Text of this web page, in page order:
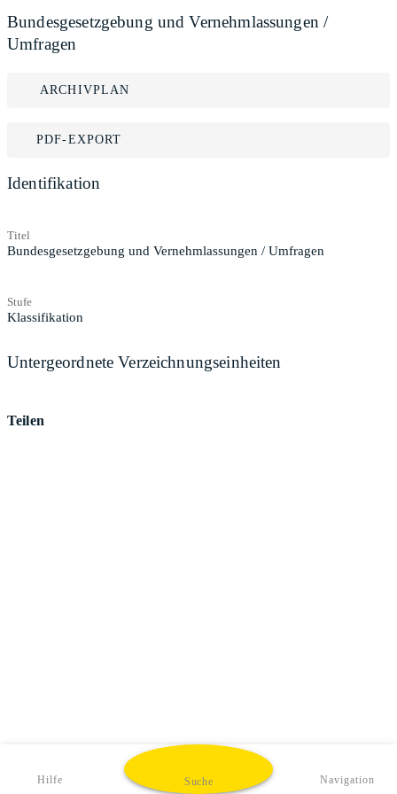
Bundesgesetzgebung und Vernehmlassungen /
Umfragen
ARCHIVPLAN
PDF-EXPORT
Identifikation
Titel
Bundesgesetzgebung und Vernehmlassungen / Umfragen
Stufe
Klassifikation
Untergeordnete Verzeichnungseinheiten
Teilen
Hilfe Suche Navigation